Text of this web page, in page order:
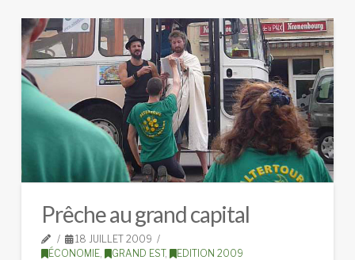
Prêche au grand capital
18 JUILLET 2009
ÉCONOMIE, GRAND EST, EDITION 2009